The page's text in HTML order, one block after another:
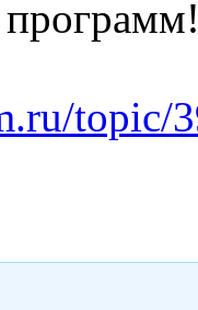
topic/